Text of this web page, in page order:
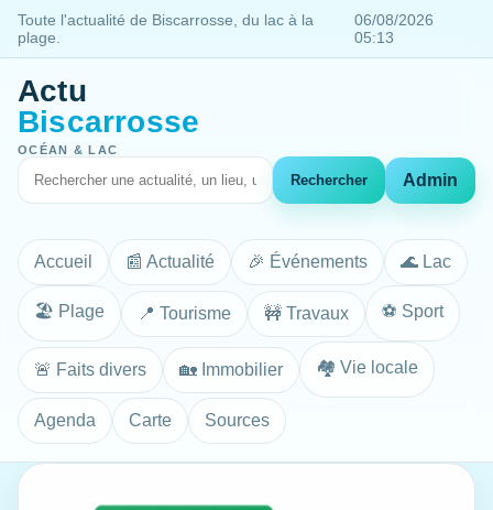
Toute l'actualité de Biscarrosse, du lac à la
plage.
06/08/2026
05:13
Actu
Biscarrosse
OCÉAN & LAC
Rechercher Admin
Accueil 📰 Actualité 🎉 Événements 🌊 Lac
🏖️ Plage 📍 Tourisme 🚧 Travaux ⚽ Sport
🚨 Faits divers 🏡 Immobilier 🏘️ Vie locale
Agenda Carte Sources